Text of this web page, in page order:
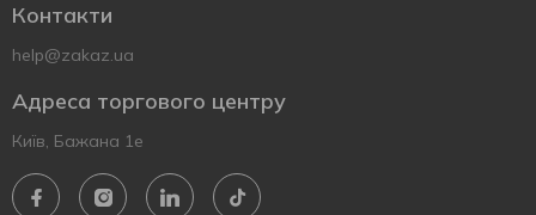
Контакти
help@zakaz.ua
Адреса торгового центру
Київ, Бажана 1е